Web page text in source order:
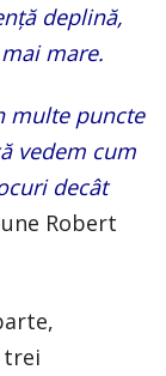
deplină,
mare.
multe puncte
vedem cum
decât
Robert
trei